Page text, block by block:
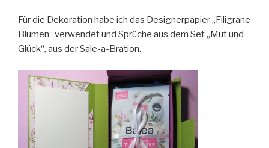
Für die Dekoration habe ich das Designerpapier „Filigrane
Blumen“ verwendet und Sprüche aus dem Set „Mut und
Glück“, aus der Sale-a-Bration.